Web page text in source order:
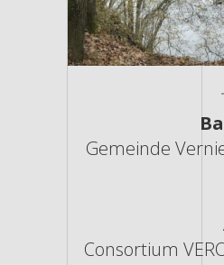
Gemeinde
Consortium